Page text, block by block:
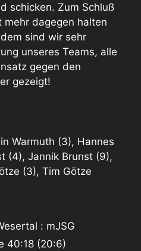
schicken. Zum Schluß
dagegen halten
sind wir sehr
unseres Teams, alle
gegen den
gezeigt!
Warmuth (3), Hannes
(4), Jannik Brunst (9),
(3), Tim Götze
: mJSG
40:18 (20:6)